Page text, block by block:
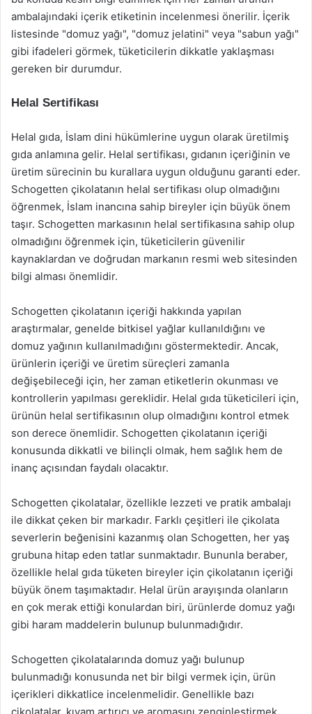
ambalajındaki içerik etiketinin incelenmesi önerilir. İçerik
listesinde "domuz yağı", "domuz jelatini" veya "sabun yağı"
gibi ifadeleri görmek, tüketicilerin dikkatle yaklaşması
gereken bir durumdur.
Helal Sertifikası
Helal gıda, İslam dini hükümlerine uygun olarak üretilmiş
gıda anlamına gelir. Helal sertifikası, gıdanın içeriğinin ve
üretim sürecinin bu kurallara uygun olduğunu garanti eder.
Schogetten çikolatanın helal sertifikası olup olmadığını
öğrenmek, İslam inancına sahip bireyler için büyük önem
taşır. Schogetten markasının helal sertifikasına sahip olup
olmadığını öğrenmek için, tüketicilerin güvenilir
kaynaklardan ve doğrudan markanın resmi web sitesinden
bilgi alması önemlidir.
Schogetten çikolatanın içeriği hakkında yapılan
araştırmalar, genelde bitkisel yağlar kullanıldığını ve
domuz yağının kullanılmadığını göstermektedir. Ancak,
ürünlerin içeriği ve üretim süreçleri zamanla
değişebileceği için, her zaman etiketlerin okunması ve
kontrollerin yapılması gereklidir. Helal gıda tüketicileri için,
ürünün helal sertifikasının olup olmadığını kontrol etmek
son derece önemlidir. Schogetten çikolatanın içeriği
konusunda dikkatli ve bilinçli olmak, hem sağlık hem de
inanç açısından faydalı olacaktır.
Schogetten çikolatalar, özellikle lezzeti ve pratik ambalajı
ile dikkat çeken bir markadır. Farklı çeşitleri ile çikolata
severlerin beğenisini kazanmış olan Schogetten, her yaş
grubuna hitap eden tatlar sunmaktadır. Bununla beraber,
özellikle helal gıda tüketen bireyler için çikolatanın içeriği
büyük önem taşımaktadır. Helal ürün arayışında olanların
en çok merak ettiği konulardan biri, ürünlerde domuz yağı
gibi haram maddelerin bulunup bulunmadığıdır.
Schogetten çikolatalarında domuz yağı bulunup
bulunmadığı konusunda net bir bilgi vermek için, ürün
içerikleri dikkatlice incelenmelidir. Genellikle bazı